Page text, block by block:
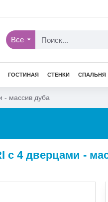
Все
ГОСТИНАЯ СТЕНКИ СПАЛЬНЯ
- массив дуба
4 дверцами -